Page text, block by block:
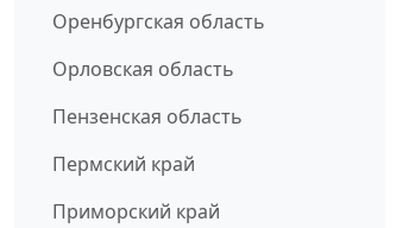
Оренбургская область
Орловская область
Пензенская область
Пермский край
Приморский край